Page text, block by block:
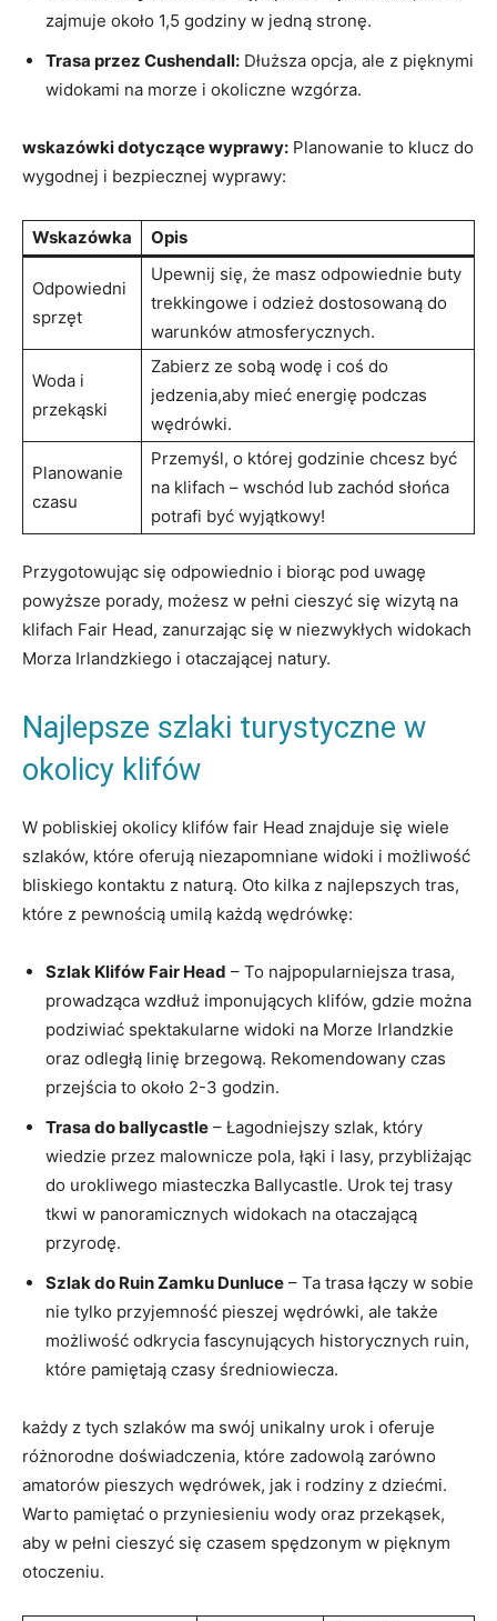
zajmuje około 1,5 godziny w jedną stronę.
Trasa przez Cushendall: Dłuższa opcja, ale z pięknymi
widokami na morze i okoliczne wzgórza.
wskazówki dotyczące wyprawy: Planowanie to klucz do
wygodnej i bezpiecznej wyprawy:
Wskazówka Opis
Odpowiedni
sprzęt
Upewnij się, że masz odpowiednie buty
trekkingowe i odzież dostosowaną do
warunków atmosferycznych.
Woda i
przekąski
Zabierz ze sobą wodę i coś do
jedzenia,aby mieć energię podczas
wędrówki.
Planowanie
czasu
Przemyśl, o której godzinie chcesz być
na klifach – wschód lub zachód słońca
potrafi być wyjątkowy!
Przygotowując się odpowiednio i biorąc pod uwagę
powyższe porady, możesz w pełni cieszyć się wizytą na
klifach Fair Head, zanurzając się w niezwykłych widokach
Morza Irlandzkiego i otaczającej natury.
Najlepsze szlaki turystyczne w
okolicy klifów
W pobliskiej okolicy klifów fair Head znajduje się wiele
szlaków, które oferują niezapomniane widoki i możliwość
bliskiego kontaktu z naturą. Oto kilka z najlepszych tras,
które z pewnością umilą każdą wędrówkę:
Szlak Klifów Fair Head – To najpopularniejsza trasa,
prowadząca wzdłuż imponujących klifów, gdzie można
podziwiać spektakularne widoki na Morze Irlandzkie
oraz odległą linię brzegową. Rekomendowany czas
przejścia to około 2-3 godzin.
Trasa do ballycastle – Łagodniejszy szlak, który
wiedzie przez malownicze pola, łąki i lasy, przybliżając
do urokliwego miasteczka Ballycastle. Urok tej trasy
tkwi w panoramicznych widokach na otaczającą
przyrodę.
Szlak do Ruin Zamku Dunluce – Ta trasa łączy w sobie
nie tylko przyjemność pieszej wędrówki, ale także
możliwość odkrycia fascynujących historycznych ruin,
które pamiętają czasy średniowiecza.
każdy z tych szlaków ma swój unikalny urok i oferuje
różnorodne doświadczenia, które zadowolą zarówno
amatorów pieszych wędrówek, jak i rodziny z dziećmi.
Warto pamiętać o przyniesieniu wody oraz przekąsek,
aby w pełni cieszyć się czasem spędzonym w pięknym
otoczeniu.